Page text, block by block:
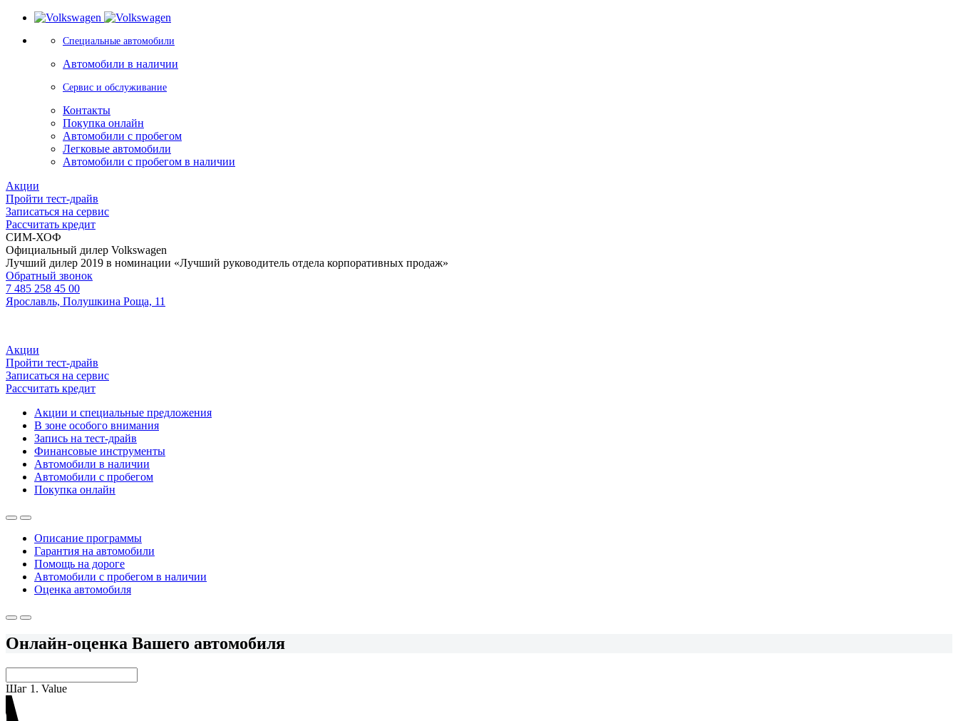
Специальные автомобили
Автомобили в наличии
Сервис и обслуживание
Контакты
Покупка онлайн
Автомобили с пробегом
Легковые автомобили
Автомобили с пробегом в наличии
Акции
Пройти тест-драйв
Записаться на сервис
Рассчитать кредит
СИМ-ХОФ
Официальный дилер Volkswagen
Лучший дилер 2019 в номинации «Лучший руководитель отдела корпоративных продаж»
Обратный звонок
7 485 258 45 00
Ярославль, Полушкина Роща, 11
Акции
Пройти тест-драйв
Записаться на сервис
Рассчитать кредит
Акции и специальные предложения
В зоне особого внимания
Запись на тест-драйв
Финансовые инструменты
Автомобили в наличии
Автомобили с пробегом
Покупка онлайн
Описание программы
Гарантия на автомобили
Помощь на дороге
Автомобили с пробегом в наличии
Оценка автомобиля
Онлайн-оценка Вашего автомобиля
Шаг 1. Value